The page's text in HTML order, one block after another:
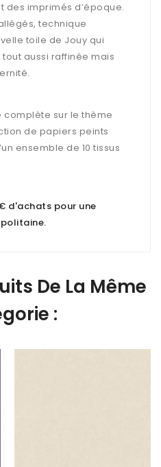
des imprimés d’époque.
technique
toile de Jouy qui
tout aussi raffinée mais
sur le thème
de papiers peints
ensemble de 10 tissus
d'achats pour une
.
De La Même
: